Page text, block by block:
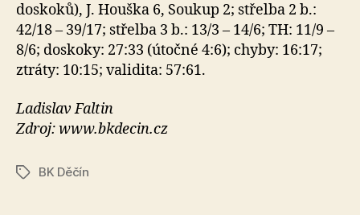
doskoků), J. Houška 6, Soukup 2; střelba 2 b.:
42/18 – 39/17; střelba 3 b.: 13/3 – 14/6; TH: 11/9 –
8/6; doskoky: 27:33 (útočné 4:6); chyby: 16:17;
ztráty: 10:15; validita: 57:61.
Ladislav Faltin
Zdroj: www.bkdecin.cz
ŠtítkyBK Děčín